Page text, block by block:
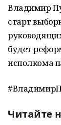
Владимир
старт
будет
исполкома
Читайте